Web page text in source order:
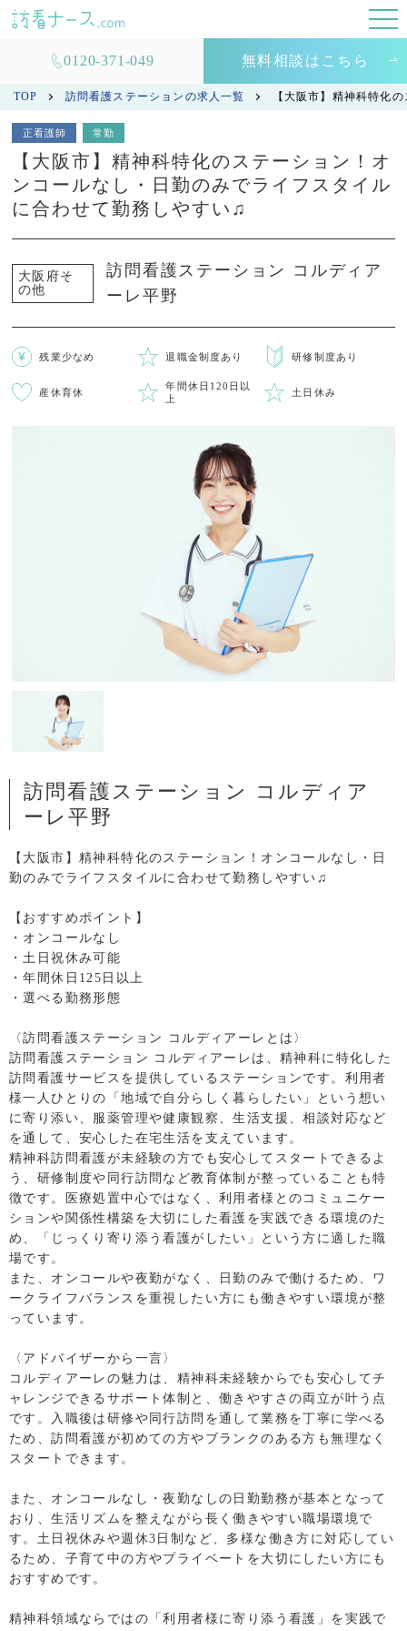
0120-371-049 無料相談はこちら
TOP 訪問看護ステーションの求人一覧 【大阪市】精神科特化
正看護師 常勤
【大阪市】精神科特化のステーション！オ
ンコールなし・日勤のみでライフスタイル
に合わせて勤務しやすい♫
大阪府そ
の他
訪問看護ステーション コルディア
ーレ平野
残業少なめ 退職金制度あり 研修制度あり
産休育休
年間休日120日以
上
土日休み
訪問看護ステーション コルディア
ーレ平野
【大阪市】精神科特化のステーション！オンコールなし・日
勤のみでライフスタイルに合わせて勤務しやすい♫
【おすすめポイント】
・オンコールなし
・土日祝休み可能
・年間休日125日以上
・選べる勤務形態
〈訪問看護ステーション コルディアーレとは〉
訪問看護ステーション コルディアーレは、精神科に特化した
訪問看護サービスを提供しているステーションです。利用者
様一人ひとりの「地域で自分らしく暮らしたい」という想い
に寄り添い、服薬管理や健康観察、生活支援、相談対応など
を通して、安心した在宅生活を支えています。
精神科訪問看護が未経験の方でも安心してスタートできるよ
う、研修制度や同行訪問など教育体制が整っていることも特
徴です。医療処置中心ではなく、利用者様とのコミュニケー
ションや関係性構築を大切にした看護を実践できる環境のた
め、「じっくり寄り添う看護がしたい」という方に適した職
場です。
また、オンコールや夜勤がなく、日勤のみで働けるため、ワ
ークライフバランスを重視したい方にも働きやすい環境が整
っています。
〈アドバイザーから一言〉
コルディアーレの魅力は、精神科未経験からでも安心してチ
ャレンジできるサポート体制と、働きやすさの両立が叶う点
です。入職後は研修や同行訪問を通して業務を丁寧に学べる
ため、訪問看護が初めての方やブランクのある方も無理なく
スタートできます。
また、オンコールなし・夜勤なしの日勤勤務が基本となって
おり、生活リズムを整えながら長く働きやすい職場環境で
す。土日祝休みや週休3日制など、多様な働き方に対応してい
るため、子育て中の方やプライベートを大切にしたい方にも
おすすめです。
精神科領域ならではの「利用者様に寄り添う看護」を実践で